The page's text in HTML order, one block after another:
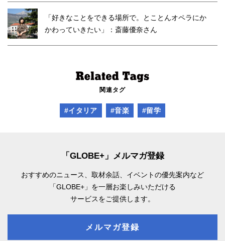
「好きなことをできる場所で。とことんオペラにか
かわっていきたい」：斎藤優奈さん
関連タグ
#イタリア #音楽 #留学
「GLOBE+」メルマガ登録
おすすめのニュース、取材余話、 イベントの優先案内など
「GLOBE+」を一層お楽しみいただける
サービスをご提供します。
メルマガ登録